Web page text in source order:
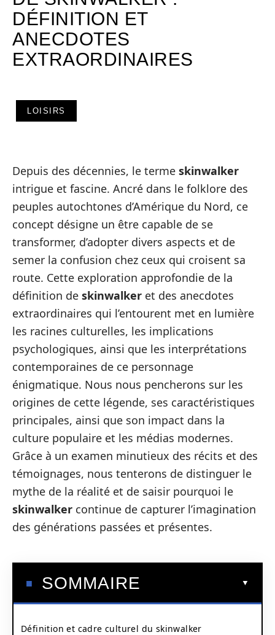
DÉFINITION ET
ANECDOTES
EXTRAORDINAIRES
LOISIRS
Depuis des décennies, le terme skinwalker
intrigue et fascine. Ancré dans le folklore des
peuples autochtones d’Amérique du Nord, ce
concept désigne un être capable de se
transformer, d’adopter divers aspects et de
semer la confusion chez ceux qui croisent sa
route. Cette exploration approfondie de la
définition de skinwalker et des anecdotes
extraordinaires qui l’entourent met en lumière
les racines culturelles, les implications
psychologiques, ainsi que les interprétations
contemporaines de ce personnage
énigmatique. Nous nous pencherons sur les
origines de cette légende, ses caractéristiques
principales, ainsi que son impact dans la
culture populaire et les médias modernes.
Grâce à un examen minutieux des récits et des
témoignages, nous tenterons de distinguer le
mythe de la réalité et de saisir pourquoi le
skinwalker continue de capturer l’imagination
des générations passées et présentes.
SOMMAIRE
Définition et cadre culturel du skinwalker